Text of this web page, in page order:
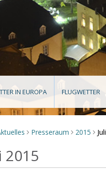
IN EUROPA FLUGWETTER
> Presseraum > 2015 > Juli
2015